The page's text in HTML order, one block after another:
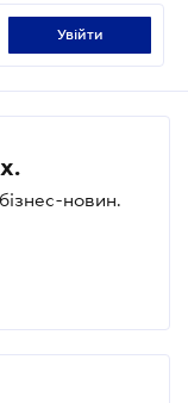
увійти
новин.